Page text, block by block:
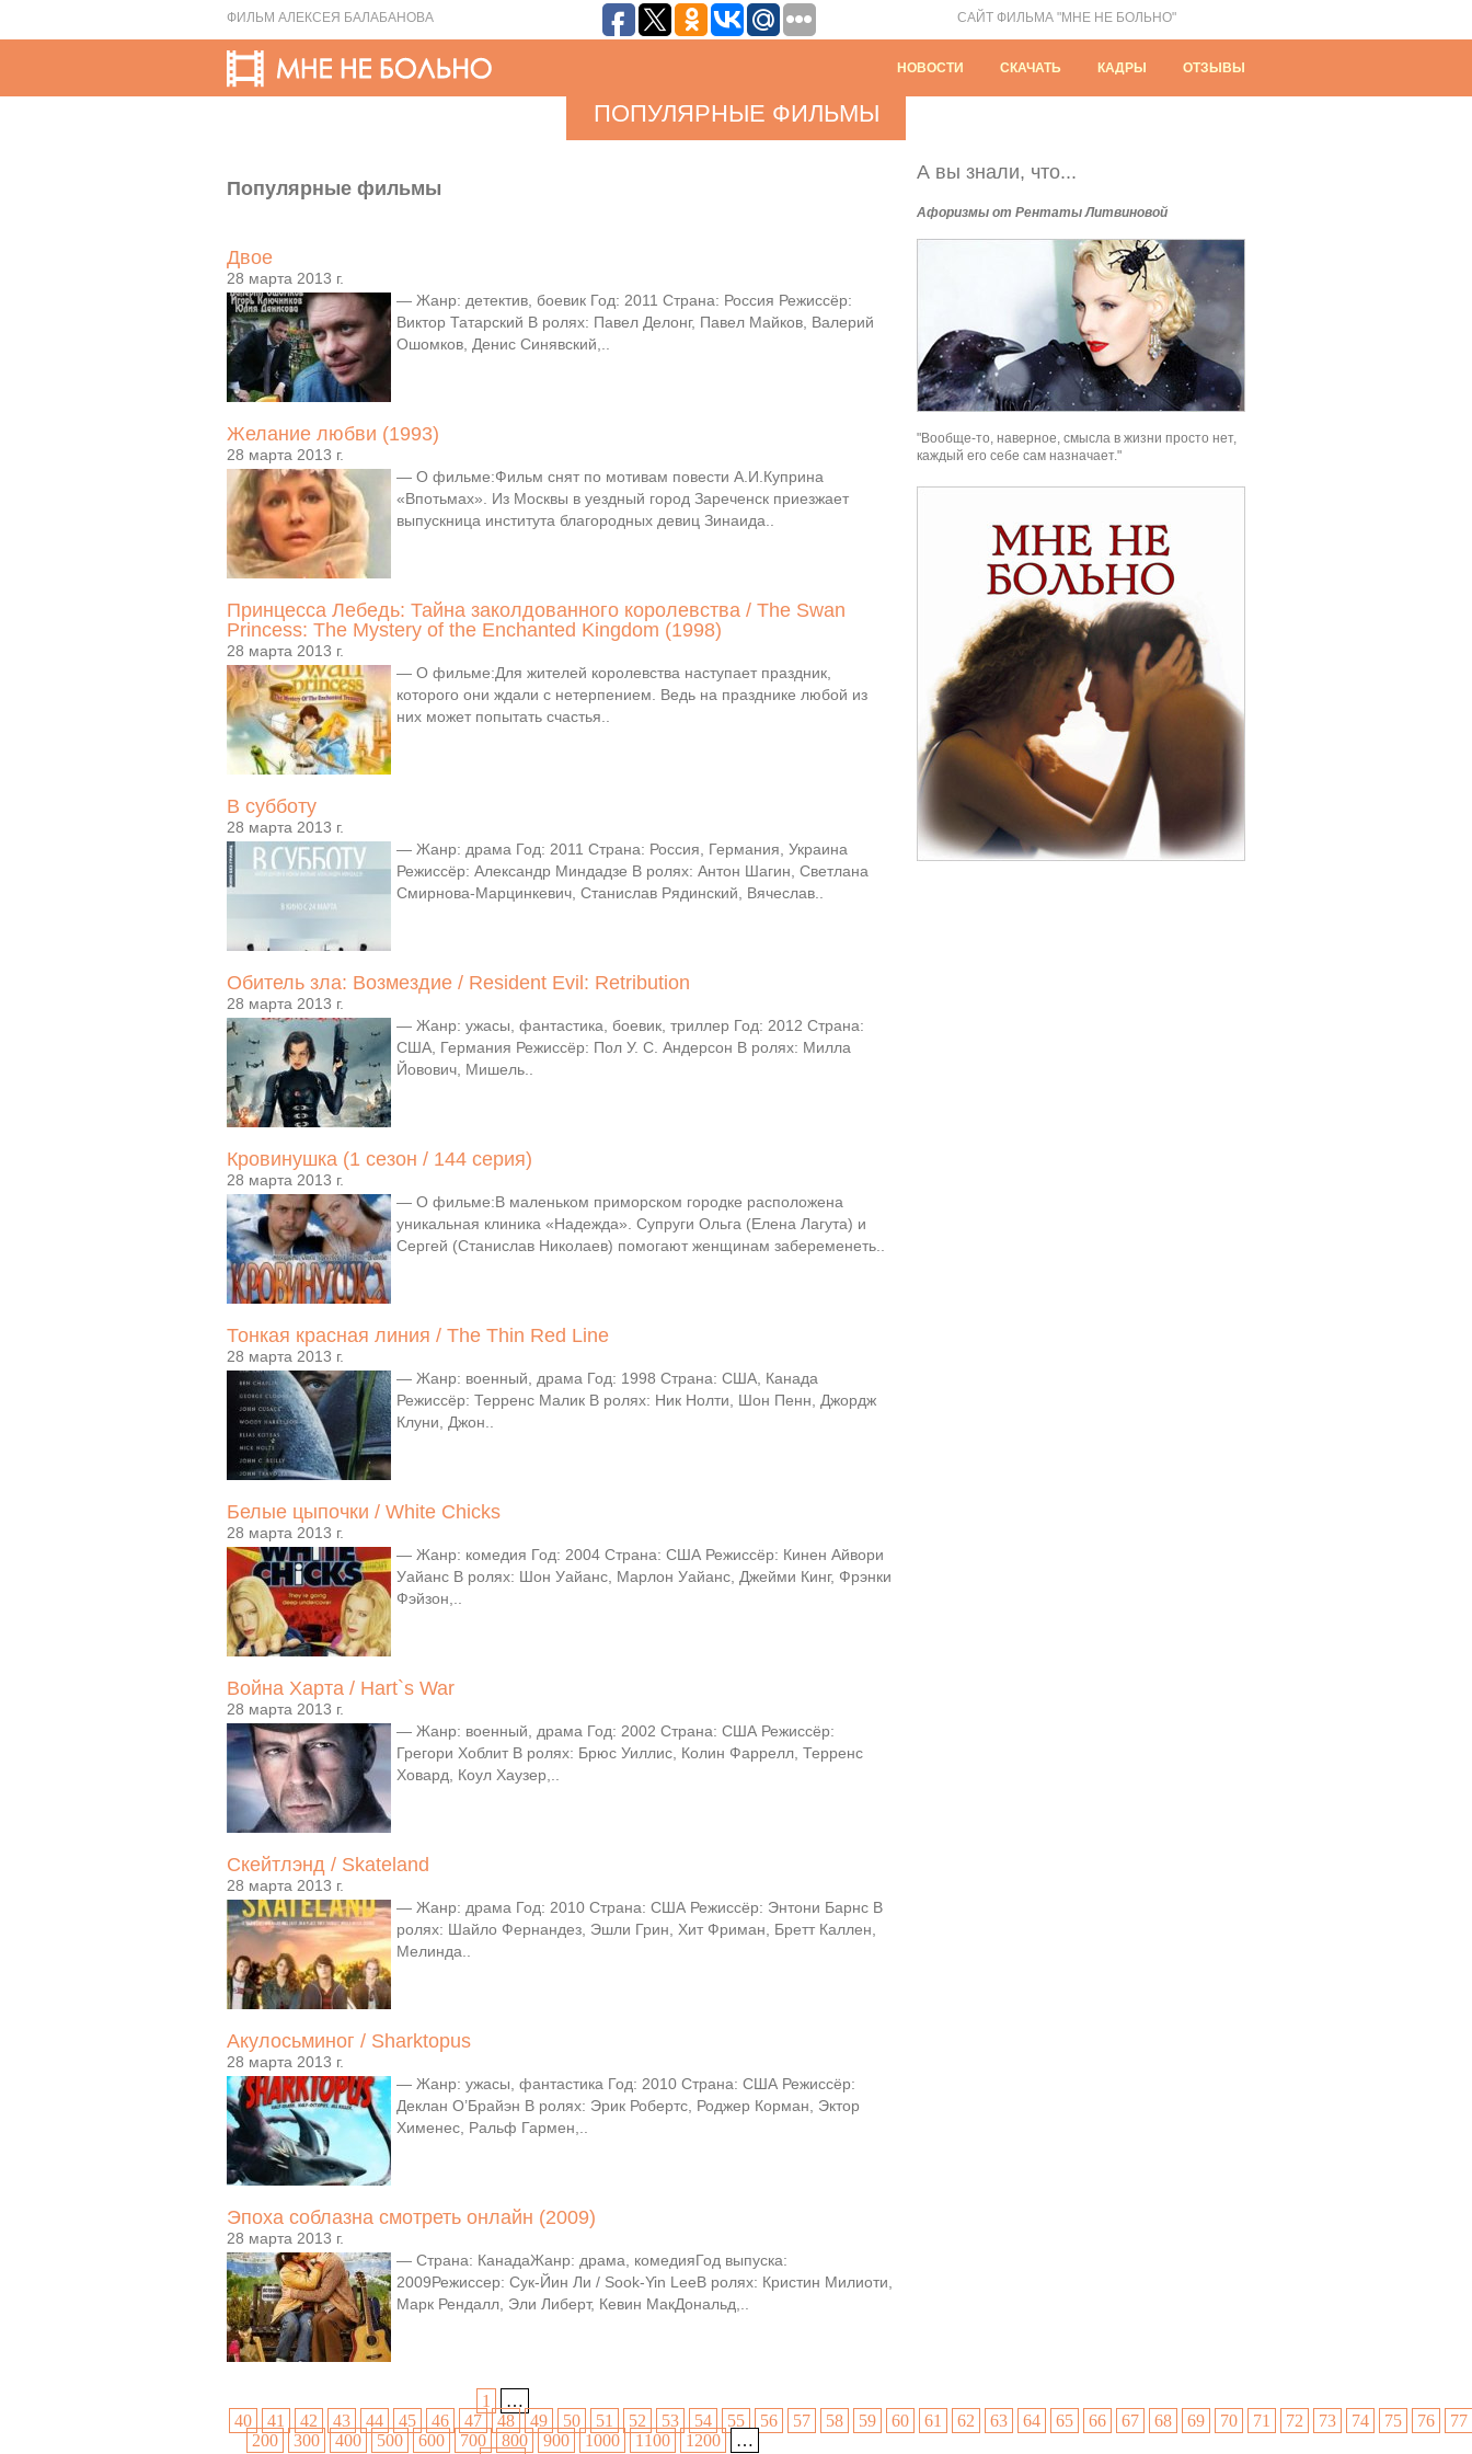
ФИЛЬМ АЛЕКСЕЯ БАЛАБАНОВА САЙТ ФИЛЬМА "МНЕ НЕ БОЛЬНО"
НОВОСТИ СКАЧАТЬ КАДРЫ ОТЗЫВЫ
ПОПУЛЯРНЫЕ ФИЛЬМЫ
Популярные фильмы
Двое
28 марта 2013 г.
— Жанр: детектив, боевик Год: 2011 Страна: Россия Режиссёр:
Виктор Татарский В ролях: Павел Делонг, Павел Майков, Валерий
Ошомков, Денис Синявский,..
Желание любви (1993)
28 марта 2013 г.
— О фильме:Фильм снят по мотивам повести А.И.Куприна
«Впотьмах». Из Москвы в уездный город Зареченск приезжает
выпускница института благородных девиц Зинаида..
Принцесса Лебедь: Тайна заколдованного королевства / The Swan
Princess: The Mystery of the Enchanted Kingdom (1998)
28 марта 2013 г.
— О фильме:Для жителей королевства наступает праздник,
которого они ждали с нетерпением. Ведь на празднике любой из
них может попытать счастья..
В субботу
28 марта 2013 г.
— Жанр: драма Год: 2011 Страна: Россия, Германия, Украина
Режиссёр: Александр Миндадзе В ролях: Антон Шагин, Светлана
Смирнова-Марцинкевич, Станислав Рядинский, Вячеслав..
Обитель зла: Возмездие / Resident Evil: Retribution
28 марта 2013 г.
— Жанр: ужасы, фантастика, боевик, триллер Год: 2012 Страна:
США, Германия Режиссёр: Пол У. С. Андерсон В ролях: Милла
Йовович, Мишель..
Кровинушка (1 сезон / 144 серия)
28 марта 2013 г.
— О фильме:В маленьком приморском городке расположена
уникальная клиника «Надежда». Супруги Ольга (Елена Лагута) и
Сергей (Станислав Николаев) помогают женщинам забеременеть..
Тонкая красная линия / The Thin Red Line
28 марта 2013 г.
— Жанр: военный, драма Год: 1998 Страна: США, Канада
Режиссёр: Терренс Малик В ролях: Ник Нолти, Шон Пенн, Джордж
Клуни, Джон..
Белые цыпочки / White Chicks
28 марта 2013 г.
— Жанр: комедия Год: 2004 Страна: США Режиссёр: Кинен Айвори
Уайанс В ролях: Шон Уайанс, Марлон Уайанс, Джейми Кинг, Фрэнки
Фэйзон,..
Война Харта / Hart`s War
28 марта 2013 г.
— Жанр: военный, драма Год: 2002 Страна: США Режиссёр:
Грегори Хоблит В ролях: Брюс Уиллис, Колин Фаррелл, Терренс
Ховард, Коул Хаузер,..
Скейтлэнд / Skateland
28 марта 2013 г.
— Жанр: драма Год: 2010 Страна: США Режиссёр: Энтони Барнс В
ролях: Шайло Фернандез, Эшли Грин, Хит Фриман, Бретт Каллен,
Мелинда..
Акулосьминог / Sharktopus
28 марта 2013 г.
— Жанр: ужасы, фантастика Год: 2010 Страна: США Режиссёр:
Деклан О’Брайэн В ролях: Эрик Робертс, Роджер Корман, Эктор
Хименес, Ральф Гармен,..
Эпоха соблазна смотреть онлайн (2009)
28 марта 2013 г.
— Страна: КанадаЖанр: драма, комедияГод выпуска:
2009Режиссер: Сук-Йин Ли / Sook-Yin LeeВ ролях: Кристин Милиоти,
Марк Рендалл, Эли Либерт, Кевин МакДональд,..
1
…
40
41 42 43 44 45 46 47 48 49 50 51 52 53 54 55 56 57 58 59 60 61 62 63 64 65 66 67 68 69 70 71 72 73 74 75 76
77
200
300 400 500 600 700 800 900 1000 1100 1200
…
А вы знали, что...
Афоризмы от Рентаты Литвиновой
"Вообще-то, наверное, смысла в жизни просто нет,
каждый его себе сам назначает."